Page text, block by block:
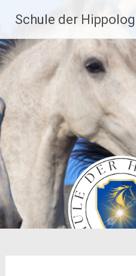
Inhalt
springen
Schule der